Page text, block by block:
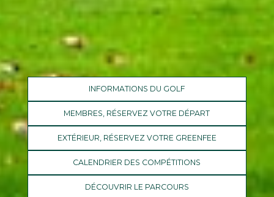
INFORMATIONS DU GOLF
MEMBRES, RÉSERVEZ VOTRE DÉPART
EXTÉRIEUR, RÉSERVEZ VOTRE GREENFEE
CALENDRIER DES COMPÉTITIONS
DÉCOUVRIR LE PARCOURS